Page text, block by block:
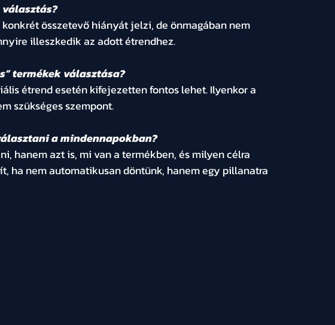
összetevő hiányát jelzi, de önmagában nem
illeszkedik az adott étrendhez.
termékek választása?
étrend esetén kifejezetten fontos lehet. Ilyenkor a
szükséges szempont.
a mindennapokban?
hanem azt is, mi van a termékben, és milyen célra
ha nem automatikusan döntünk, hanem egy pillanatra